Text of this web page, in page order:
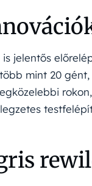
jelentős
mint 20